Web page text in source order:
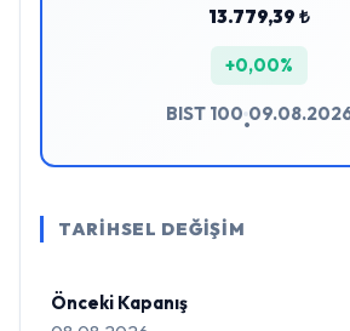
13.779,39 ₺
+0,00%
BIST 100
•
TARİHSEL DEĞİŞİM
Önceki Kapanış